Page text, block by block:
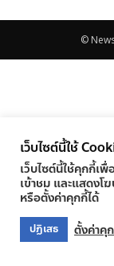
©
เว็บไซต์นี้ใช้
เว็บไซต์นี้ใช้คุกกี้เพื่
เข้าชม และแสดง
หรือตั้งค่าคุกกี้ได้
ปฏิเสธ ตั้งค่าคุ